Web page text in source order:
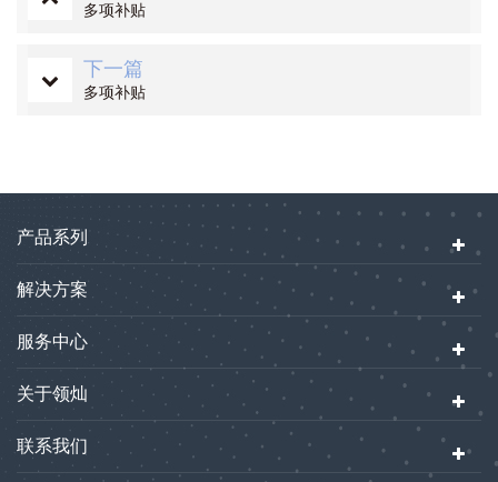
多项补贴
下一篇
多项补贴
产品系列
解决方案
服务中心
关于领灿
联系我们